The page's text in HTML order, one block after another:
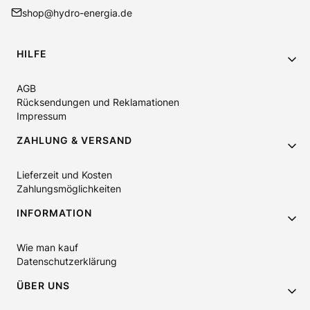
shop@hydro-energia.de
Fußzeilenmenü
HILFE
AGB
Rücksendungen und Reklamationen
Impressum
ZAHLUNG & VERSAND
Lieferzeit und Kosten
Zahlungsmöglichkeiten
INFORMATION
Wie man kauf
Datenschutzerklärung
ÜBER UNS